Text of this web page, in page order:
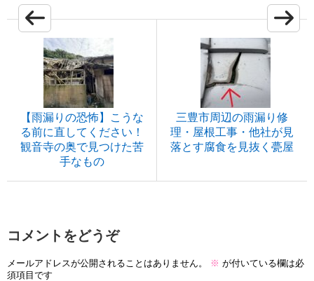
【雨漏りの恐怖】こうな
る前に直してください！
観音寺の奥で見つけた苦
手なもの
三豊市周辺の雨漏り修
理・屋根工事・他社が見
落とす腐食を見抜く甍屋
コメントをどうぞ
メールアドレスが公開されることはありません。 ※ が付いている欄は必
須項目です